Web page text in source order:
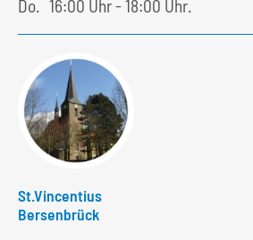
Do.
16:00 Uhr - 18:00 Uhr.
St.Vincentius
Bersenbrück